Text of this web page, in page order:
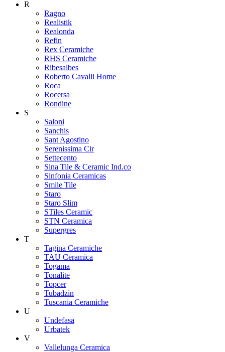
R
Ragno
Realistik
Realonda
Refin
Rex Ceramiche
RHS Ceramiche
Ribesalbes
Roberto Cavalli Home
Roca
Rocersa
Rondine
S
Saloni
Sanchis
Sant Agostino
Serenissima Cir
Settecento
Sina Tile & Ceramic Ind.co
Sinfonia Ceramicas
Smile Tile
Staro
Staro Slim
STiles Ceramic
STN Ceramica
Supergres
T
Tagina Ceramiche
TAU Ceramica
Togama
Tonalite
Topcer
Tubadzin
Tuscania Ceramiche
U
Undefasa
Urbatek
V
Vallelunga Ceramica